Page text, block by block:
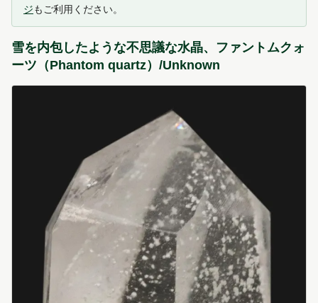
ジもご利用ください。
雪を内包したような不思議な水晶、ファントムクォ
ーツ（Phantom quartz）/Unknown